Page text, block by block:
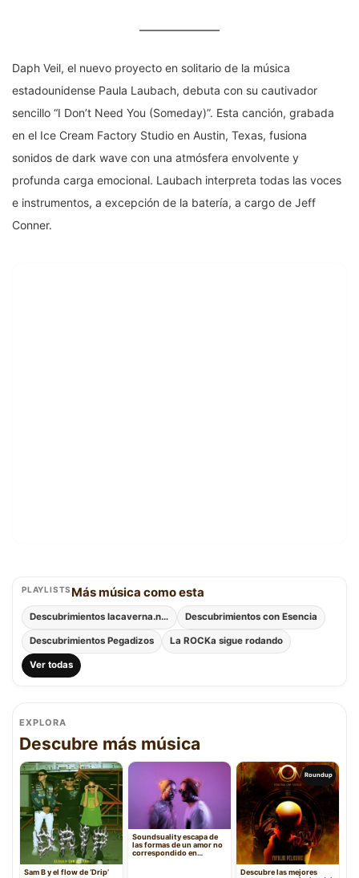
Daph Veil, el nuevo proyecto en solitario de la música
estadounidense Paula Laubach, debuta con su cautivador
sencillo “I Don’t Need You (Someday)”. Esta canción, grabada
en el Ice Cream Factory Studio en Austin, Texas, fusiona
sonidos de dark wave con una atmósfera envolvente y
profunda carga emocional. Laubach interpreta todas las voces
e instrumentos, a excepción de la batería, a cargo de Jeff
Conner.
PLAYLISTS Más música como esta
Descubrimientos lacaverna.net Descubrimientos con Esencia
Descubrimientos Pegadizos La ROCKa sigue rodando
Ver todas
EXPLORA
Descubre más música
Sam B y el flow de ‘Drip’
Soundsuality escapa de
las formas de un amor no
correspondido en
Roundup
Descubre las mejores